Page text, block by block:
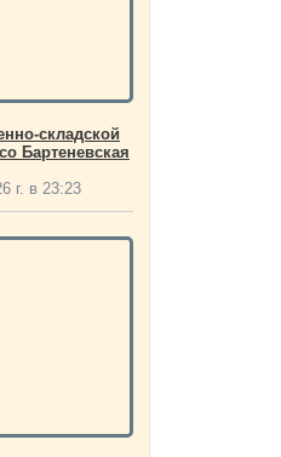
складской
Бартеневская
г. в 23:23